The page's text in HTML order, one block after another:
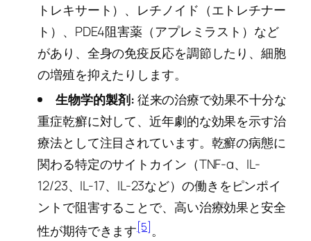
トレキサート）、レチノイド（エトレチナー
ト）、PDE4阻害薬（アプレミラスト）など
があり、全身の免疫反応を調節したり、細胞
の増殖を抑えたりします。
生物学的製剤:従来の治療で効果不十分な
重症乾癬に対して、近年劇的な効果を示す治
療法として注目されています。乾癬の病態に
関わる特定のサイトカイン（TNF-α、IL-
12/23、IL-17、IL-23など）の働きをピンポイ
ントで阻害することで、高い治療効果と安全
性が期待できます[5]。